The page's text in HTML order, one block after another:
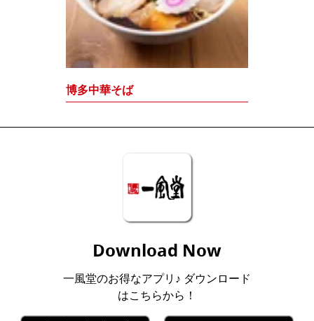
博多中華そば
Download Now
一風堂のお得なアプリ♪ ダウンロード
はこちらから！